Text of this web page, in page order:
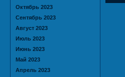
Октябрь 2023
Сентябрь 2023
Август 2023
Июль 2023
Июнь 2023
Май 2023
Апрель 2023